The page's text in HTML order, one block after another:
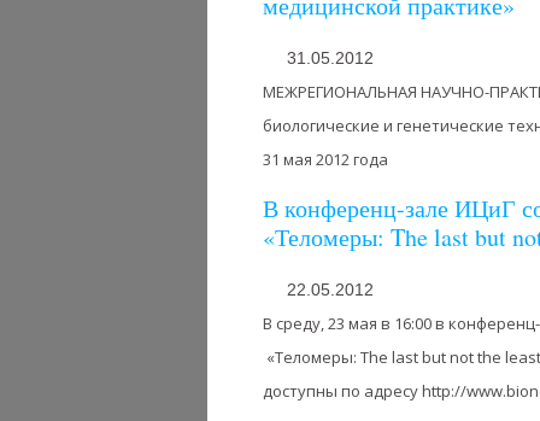
31.05.2012
МЕЖРЕГИОНАЛЬНАЯ НАУЧНО-
биологические и генетические
31 мая 2012 года
В конференц-зале ИЦиГ
«Теломеры: The last but
22.05.2012
В среду, 23 мая в 16:00 в
«Теломеры: The last but not the
доступны по адресу http://